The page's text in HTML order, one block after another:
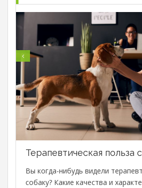
Терапевтическая польза
Вы когда-нибудь видели
собаку? Какие качества и